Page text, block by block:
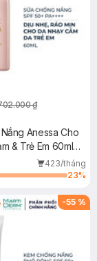
₫
Anessa Cho
& Trẻ Em 60ml
423/tháng
23%
-55 %